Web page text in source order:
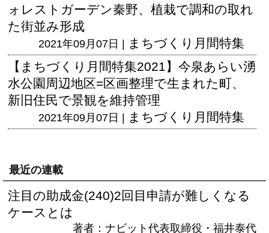
ォレストガーデン秦野、植栽で調和の取れ
た街並み形成
2021年09月07日 | まちづくり月間特集
【まちづくり月間特集2021】今泉あらい湧
水公園周辺地区=区画整理で生まれた町、
新旧住民で景観を維持管理
2021年09月07日 | まちづくり月間特集
最近の連載
注目の助成金(240)2回目申請が難しくなる
ケースとは
著者：ナビット代表取締役・福井泰代